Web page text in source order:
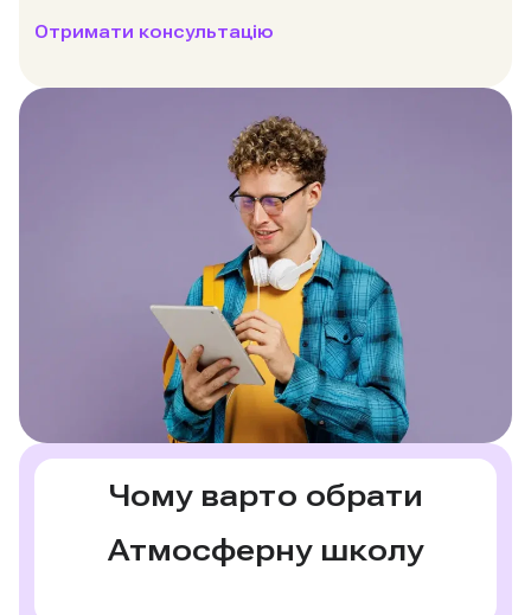
Отримати консультацію
Чому варто обрати
Атмосферну школу